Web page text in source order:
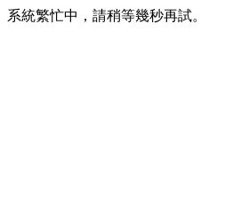
系統繁忙中，請稍等幾秒再試。